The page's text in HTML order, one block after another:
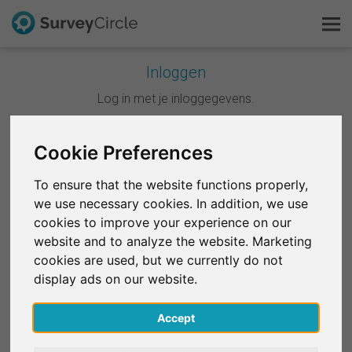
Cookie Preferences
To ensure that the website functions properly,
we use necessary cookies. In addition, we use
cookies to improve your experience on our
website and to analyze the website. Marketing
cookies are used, but we currently do not
display ads on our website.
Accept
Inloggen
Log in met je inloggegevens.
Doorgaan met Google
Doorgaan met Facebook
OF
E-mail*
Wachtwoord*
Dit is SurveyCircle
FAQ
English